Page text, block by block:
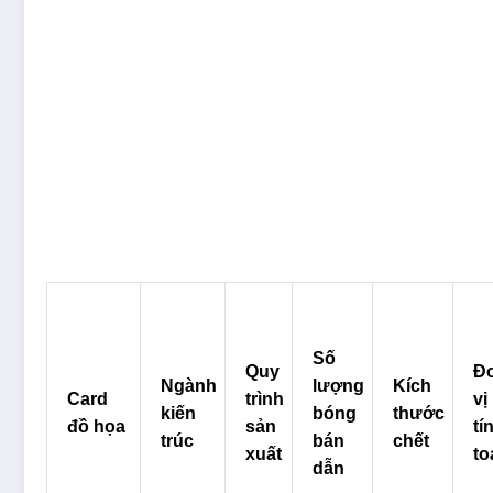
Card
đồ họa
Ngành
kiến ​​​​
trúc
Quy
trình
sản
xuất
Số
lượng
bóng
bán
dẫn
Kích
thước
chết
vị